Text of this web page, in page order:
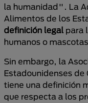
la humanidad". La
Alimentos de los
definición legal para
humanos o
Sin embargo, la
Estadounidenses
tiene una definición
que respecta a los